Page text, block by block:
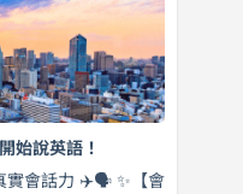
月
$3,200，
出
國
在
英
｜
英
商
×
始說英語！
實會話力 ✈️🗣️ ✨【會